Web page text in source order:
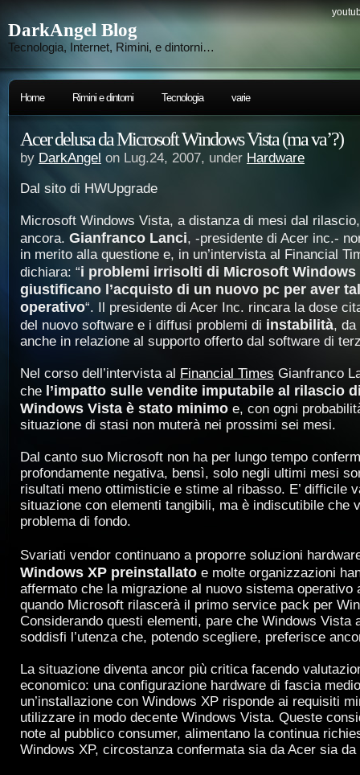
DarkAngel Blog
Tecnologia, Internet, Rimini, e dintorni…
Home Rimini e dintorni Tecnologia varie
Acer delusa da Microsoft Windows Vista (ma va’?)
by DarkAngel on Lug.24, 2007, under Hardware
Dal sito di HWUpgrade
Microsoft Windows Vista, a distanza di mesi dal
ancora. Gianfranco Lanci, -presidente di Acer inc.-
in merito alla questione e, in un’intervista al Financial
dichiara: “i problemi irrisolti di Microsoft Windows
giustificano l’acquisto di un nuovo pc per aver
operativo“. Il presidente di Acer Inc. rincara la dose
del nuovo software e i diffusi problemi di instabilità, da
anche in relazione al supporto offerto dal software di
Nel corso dell’intervista al Financial Times Gianfranco
che l’impatto sulle vendite imputabile al rilascio
Windows Vista è stato minimo e, con ogni
situazione di stasi non muterà nei prossimi sei mesi.
Dal canto suo Microsoft non ha per lungo tempo
profondamente negativa, bensì, solo negli ultimi mesi
risultati meno ottimisticie e stime al ribasso. E’ difficile
situazione con elementi tangibili, ma è indiscutibile che
problema di fondo.
Svariati vendor continuano a proporre soluzioni
Windows XP preinstallato e molte organizzazioni
affermato che la migrazione al nuovo sistema operativo
quando Microsoft rilascerà il primo service pack per
Considerando questi elementi, pare che Windows Vista
soddisfi l’utenza che, potendo scegliere, preferisce
La situazione diventa ancor più critica facendo
economico: una configurazione hardware di fascia
un’installazione con Windows XP risponde ai requisiti
utilizzare in modo decente Windows Vista. Queste
note al pubblico consumer, alimentano la continua
Windows XP, circostanza confermata sia da Acer sia